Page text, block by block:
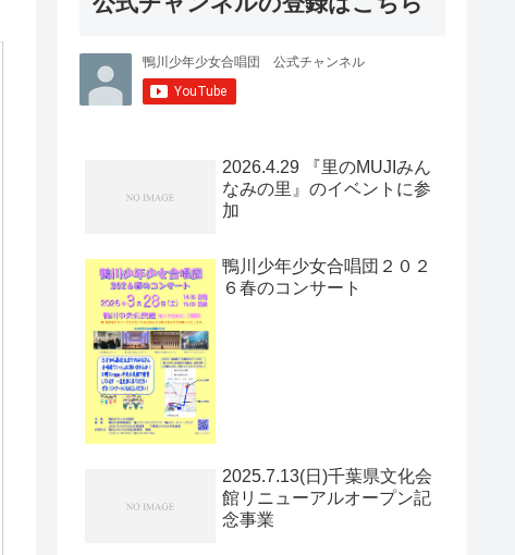
2026.4.29 『里のMUJIみん
なみの里』のイベントに参
加
鴨川少年少女合唱団２０２
６春のコンサート
2025.7.13(日)千葉県文化会
館リニューアルオープン記
念事業